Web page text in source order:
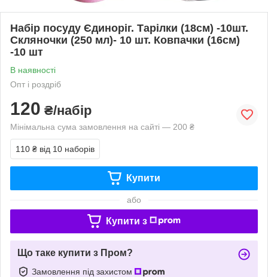
Набір посуду Єдиноріг. Тарілки (18см) -10шт.
Скляночки (250 мл)- 10 шт. Ковпачки (16см)
-10 шт
В наявності
Опт і роздріб
120 ₴/набір
Мінімальна сума замовлення на сайті — 200 ₴
110 ₴ від 10 наборів
Купити
або
Купити з
Що таке купити з Пром?
Замовлення під захистом